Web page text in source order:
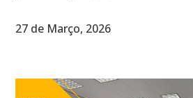
27 de Março, 2026